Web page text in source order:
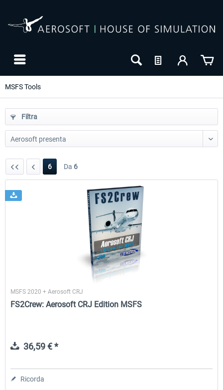
MSFS Tools
rkApps - FSRealistic Pro MSFS
34,16 € *
Filtra
6 Da 6
MSFS 2020 + Aerosoft CRJ
FS2Crew: Aerosoft CRJ Edition MSFS
36,59 € *
Ricorda